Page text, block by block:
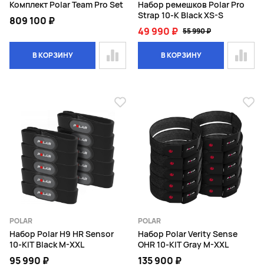
Комплект Polar Team Pro Set
809 100 ₽
В КОРЗИНУ
Набор ремешков Polar Pro
Strap 10-K Black XS-S
49 990 ₽ 55 990 ₽
В КОРЗИНУ
POLAR
Набор Polar H9 HR Sensor
10-KIT Black M-XXL
95 990 ₽
POLAR
Набор Polar Verity Sense
OHR 10-KIT Gray M-XXL
135 900 ₽